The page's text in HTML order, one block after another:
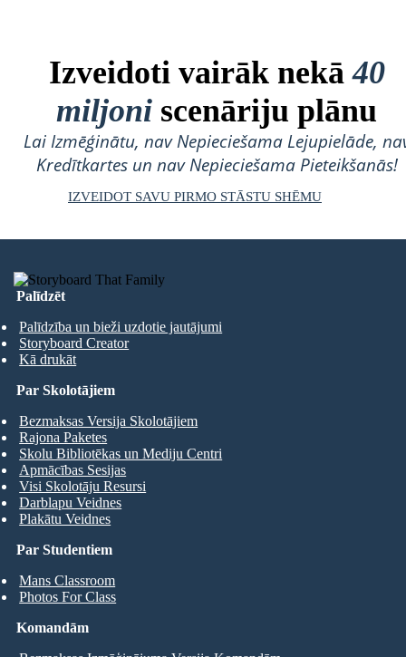
Izveidoti vairāk nekā40
miljoni scenāriju plānu
Lai Izmēģinātu, nav Nepieciešama Lejupielāde,
Kredītkartes un nav Nepieciešama Pieteikšanās!
IZVEIDOT SAVU PIRMO STĀSTU SHĒMU
Palīdzēt
Palīdzība un bieži uzdotie jautājumi
Storyboard Creator
Kā drukāt
Par Studentiem
Mans Classroom
Photos For Class
Par Skolotājiem
Bezmaksas Versija Skolotājiem
Rajona Paketes
Skolu Bibliotēkas un Mediju Centri
Apmācības Sesijas
Visi Skolotāju Resursi
Darblapu Veidnes
Plakātu Veidnes
Komandām